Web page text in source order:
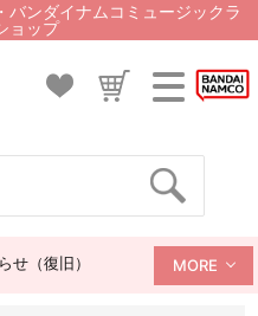
バンダイナムコミュージックラ
ョップ
せ（復旧） MORE